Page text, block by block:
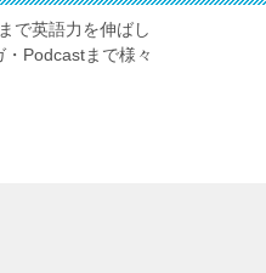
で英語力を伸ばし
Podcastまで様々